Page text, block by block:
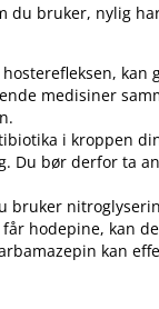
du bruker, nylig
medisiner
i kroppen
Du bør derfor ta
bruker
får hodepine, kan
kan